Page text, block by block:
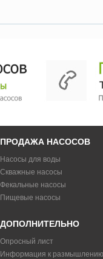
ПРОДАЖА НАСОСОВ
Насосы для воды
Скважные насосы
Фекальные насосы
Пищевые насосы
ДОПОЛНИТЕЛЬНО
Опросный лист
Информация к размышлению